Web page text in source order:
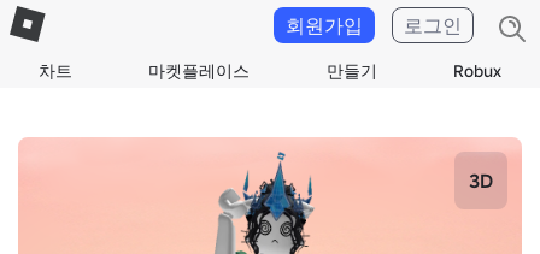
차트 마켓플레이스 만들기 Robux
회원가입 로그인
3D